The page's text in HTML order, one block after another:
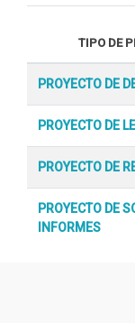
TIPO DE
PROYECTO DE
PROYECTO DE
PROYECTO DE
PROYECTO DE
INFORMES